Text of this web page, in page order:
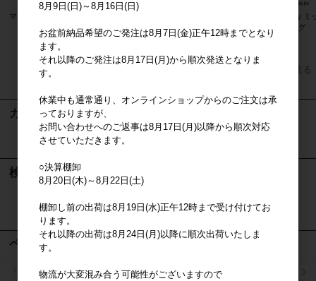
マーメイドブランケット
miffy ミ
バッグ
すべてのおすすめ商品を見る
カート
検索
検索
ページメニュー
「掛け払い決済」のご案内
8月9日(日)～8月16日(日)
お盆前納品希望のご発注は8月7日(金)正午12時までとなり
ます。
それ以降のご発注は8月17日(月)から順次発送となりま
す。
休業中も通常通り、オンラインショップからのご注文は承
っておりますが、
お問い合わせへのご返事は8月17日(月)以降から順次対応
させていただきます。
○決算棚卸
8月20日(木)～8月22日(土)
棚卸し前の出荷は8月19日(水)正午12時まで受け付けてお
ります。
それ以降の出荷は8月24日(月)以降に順次出荷いたしま
す。
物流が大変混み合う可能性がございますので